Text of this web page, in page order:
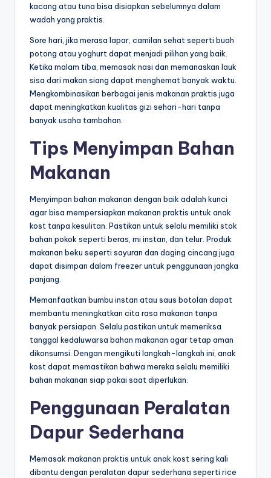
kacang atau tuna bisa disiapkan sebelumnya dalam
wadah yang praktis.
Sore hari, jika merasa lapar, camilan sehat seperti buah
potong atau yoghurt dapat menjadi pilihan yang baik.
Ketika malam tiba, memasak nasi dan memanaskan lauk
sisa dari makan siang dapat menghemat banyak waktu.
Mengkombinasikan berbagai jenis makanan praktis juga
dapat meningkatkan kualitas gizi sehari-hari tanpa
banyak usaha tambahan.
Tips Menyimpan Bahan
Makanan
Menyimpan bahan makanan dengan baik adalah kunci
agar bisa mempersiapkan makanan praktis untuk anak
kost tanpa kesulitan. Pastikan untuk selalu memiliki stok
bahan pokok seperti beras, mi instan, dan telur. Produk
makanan beku seperti sayuran dan daging cincang juga
dapat disimpan dalam freezer untuk penggunaan jangka
panjang.
Memanfaatkan bumbu instan atau saus botolan dapat
membantu meningkatkan cita rasa makanan tanpa
banyak persiapan. Selalu pastikan untuk memeriksa
tanggal kedaluwarsa bahan makanan agar tetap aman
dikonsumsi. Dengan mengikuti langkah-langkah ini, anak
kost dapat memastikan bahwa mereka selalu memiliki
bahan makanan siap pakai saat diperlukan.
Penggunaan Peralatan
Dapur Sederhana
Memasak makanan praktis untuk anak kost sering kali
dibantu dengan peralatan dapur sederhana seperti rice